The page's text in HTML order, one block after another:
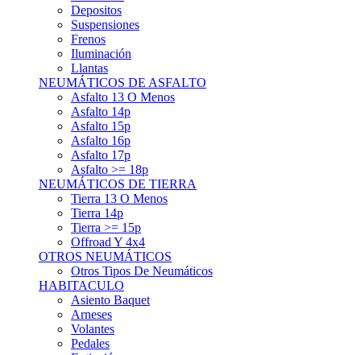
Suspensiones
Frenos
Iluminación
Llantas
NEUMÁTICOS DE ASFALTO
Asfalto 13 O Menos
Asfalto 14p
Asfalto 15p
Asfalto 16p
Asfalto 17p
Asfalto >= 18p
NEUMÁTICOS DE TIERRA
Tierra 13 O Menos
Tierra 14p
Tierra >= 15p
Offroad Y 4x4
OTROS NEUMÁTICOS
Otros Tipos De Neumáticos
HABITACULO
Asiento Baquet
Arneses
Volantes
Pedales
Extinción
Resto De Accesorios